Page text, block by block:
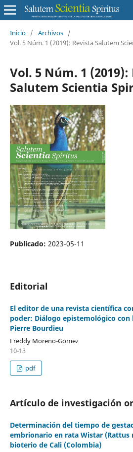
Inicio / Archivos /
Vol. 5 Núm. 1 (2019): Revista Salutem
Vol. 5 Núm. 1 (2019):
Salutem Scientia
Publicado: 2023-05-11
Editorial
El editor de una revista científica
poder: Diálogo epistemológico con
Pierre Bourdieu
Freddy Moreno-Gomez
10-13
pdf
Artículo de investigación
Determinación del tiempo de
embrionario en rata Wistar (Rattus
bioterio de Cali (Colombia)